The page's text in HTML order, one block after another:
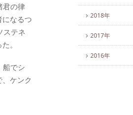
君の律
なるつ
ステネ
。
船でシ
ケンク
2018年
2017年
2016年